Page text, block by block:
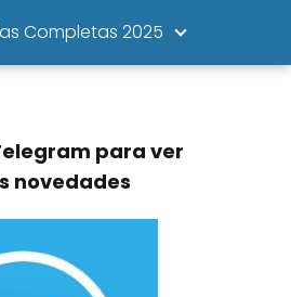
Completas 2025
para ver
novedades